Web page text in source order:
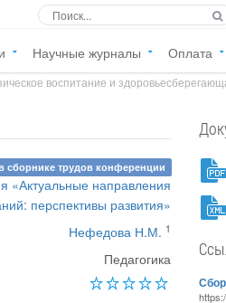
Научные журналы Оплата
воспитание и
сборнике трудов конференции
«Актуальные направления
перспективы развития»
Нефедова Н.М. 1
Педагогика